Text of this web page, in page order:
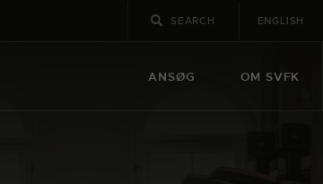
ENGLISH
ANSØG OM SVFK